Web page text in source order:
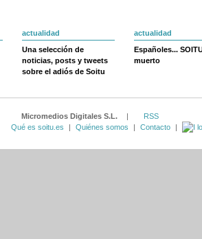
actualidad
Una selección de
noticias, posts y tweets
sobre el adiós de Soitu
actualidad
Españoles...
muerto
Micromedios Digitales S.L. |
RSS
Qué es soitu.es
| Quiénes somos | Contacto |